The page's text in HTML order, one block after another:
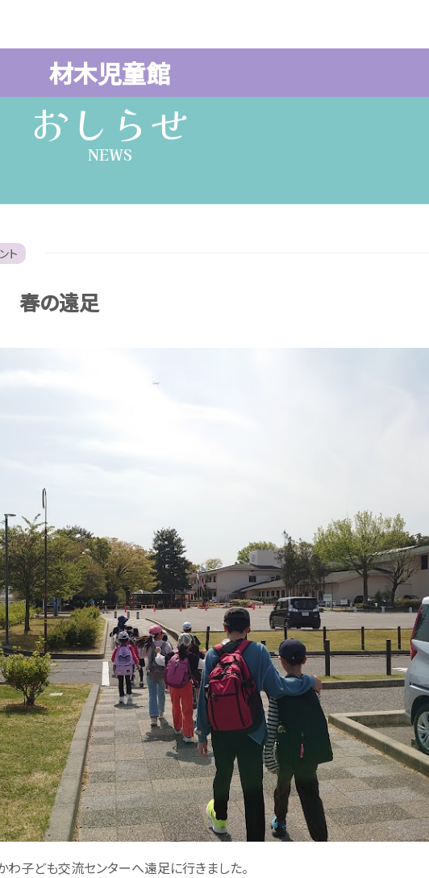
おしらせ
NEWS
ト
春の遠足
子ども交流センターへ遠足に行きました。
材木児童館